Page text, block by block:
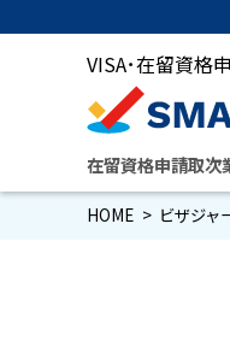
VISA･在留資格
在留資格申請取次
HOME ビザジャ